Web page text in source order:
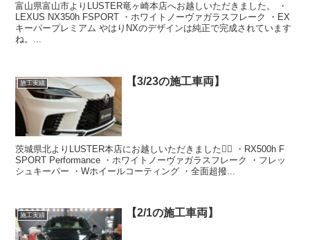
富山県富山市よりLUSTER竜ヶ崎本店へお越しいただきました。 ・
LEXUS NX350h FSPORT ・ホワイトノーヴァガラスフレーク ・EX
キーパープレミアム やはりNXのデザインは純正で完成されています
ね。...
施工実績 【3/23の施工車両】
茨城県北よりLUSTER本店にお越しいただきました🙇‍♂️ ・RX500h F
SPORT Performance ・ホワイトノーヴァガラスフレーク ・フレッ
シュキーパー ・Wホイールコーティング ・全面超撥...
施工実績 【2/1の施工車両】